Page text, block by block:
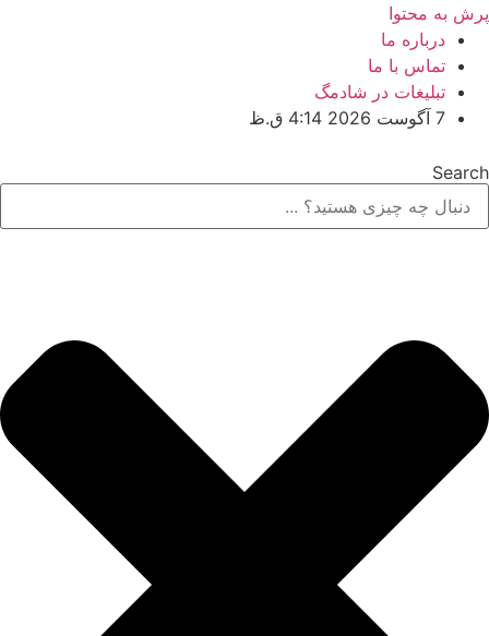
پرش به محتوا
درباره ما
تماس با ما
تبلیغات در شادمگ
7 آگوست 2026 4:14 ق.ظ
Search